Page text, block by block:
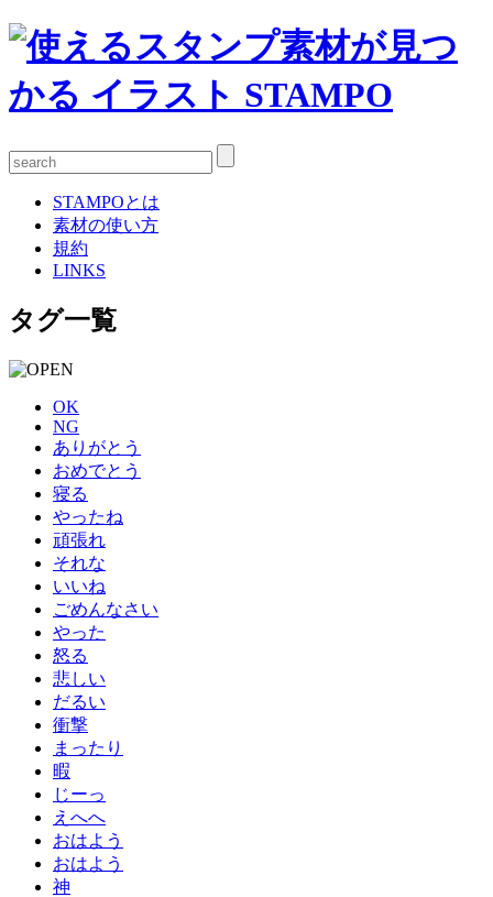
STAMPOとは
素材の使い方
規約
LINKS
タグ一覧
OK
NG
ありがとう
おめでとう
寝る
やったね
頑張れ
それな
いいね
ごめんなさい
やった
怒る
悲しい
だるい
衝撃
まったり
暇
じーっ
えへへ
おはよう
おはよう
神